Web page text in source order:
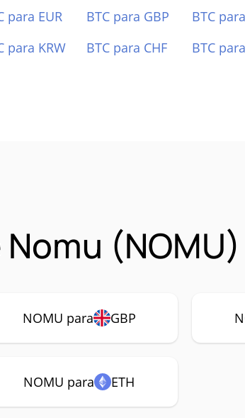
para EUR BTC para GBP BTC
para KRW BTC para CHF BTC
(NOMU)
NOMU para GBP
NOMU para ETH